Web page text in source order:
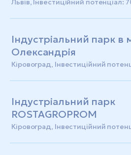
Львів, Інвестиційний
Індустріальний парк в
Олександрія
Кіровоград, Інвестиційний
Індустріальний парк
ROSTAGROPROM
Кіровоград, Інвестиційний